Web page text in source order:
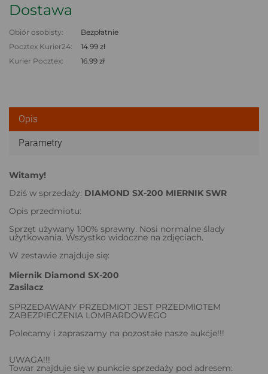
Dostawa
Obiór osobisty:
Bezpłatnie
Pocztex Kurier24:
14.99 zł
Kurier Pocztex:
16.99 zł
Opis
Parametry
Witamy!
Dziś w sprzedaży: DIAMOND SX-200 MIERNIK SWR
Opis przedmiotu:
Sprzęt używany 100% sprawny. Nosi normalne ślady
użytkowania. Wszystko widoczne na zdjęciach.
W zestawie znajduje się:
Miernik Diamond SX-200
Zasilacz
SPRZEDAWANY PRZEDMIOT JEST PRZEDMIOTEM
ZABEZPIECZENIA LOMBARDOWEGO
Polecamy i zapraszamy na pozostałe nasze aukcje!!!
UWAGA!!!
Towar znajduje się w punkcie sprzedaży pod adresem: